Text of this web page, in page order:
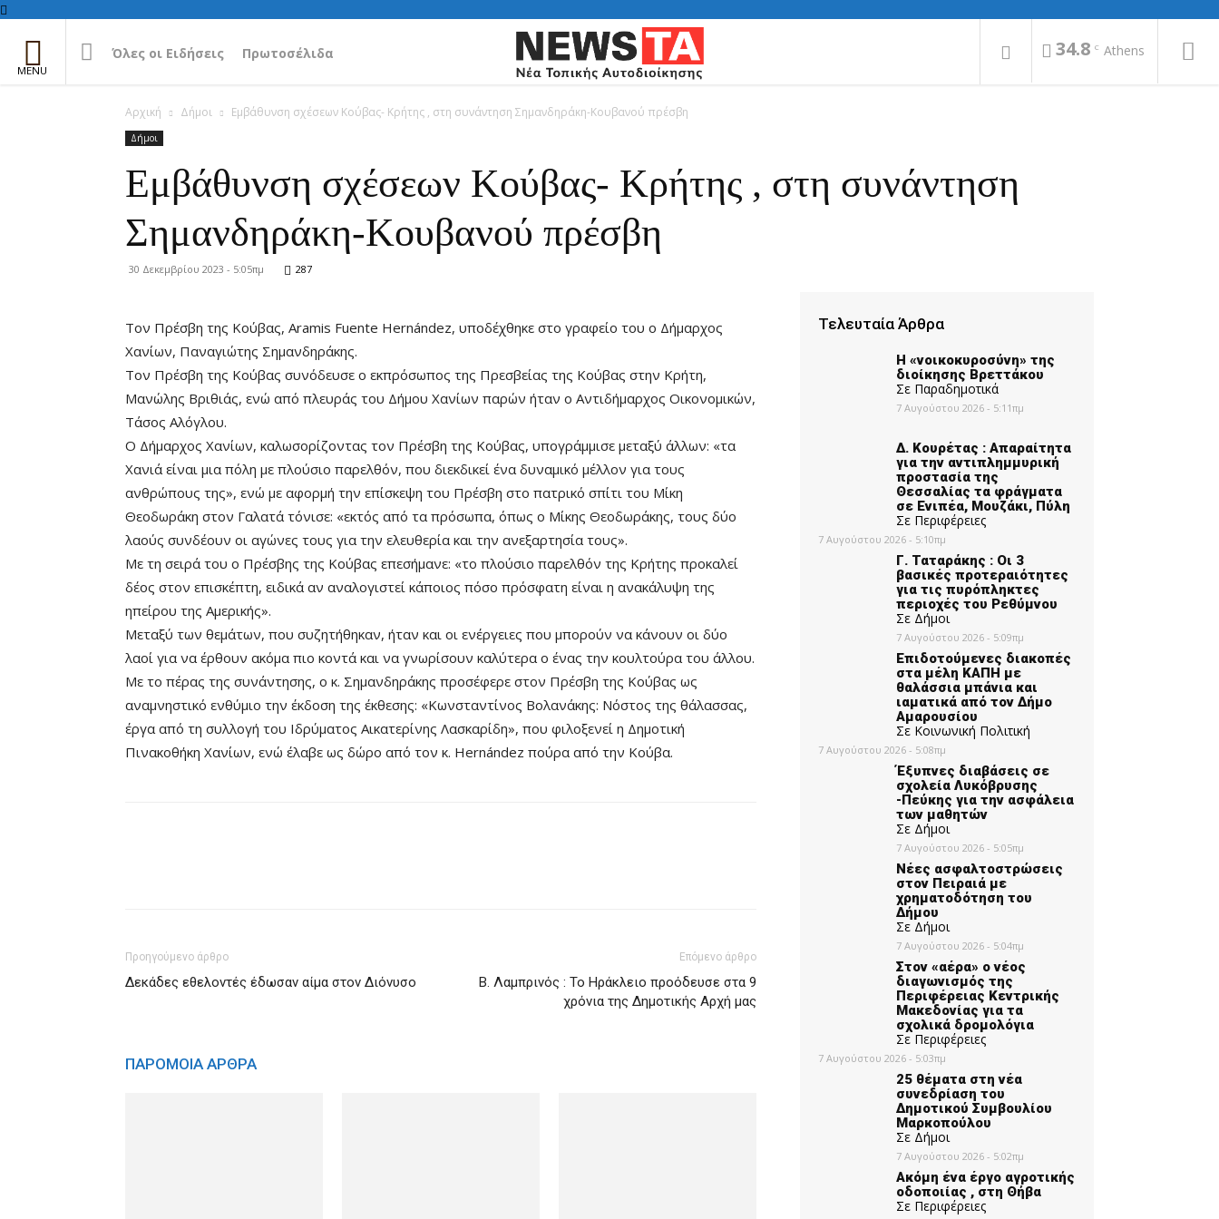
Όλες οι Ειδήσεις Πρωτοσέλιδα 34.8 C Athens
Αρχική Δήμοι Εμβάθυνση σχέσεων Κούβας- Κρήτης , στη συνάντηση Σημανδηράκη-Κουβανού πρέσβη
Δήμοι
Εμβάθυνση σχέσεων Κούβας- Κρήτης , στη συνάντηση
Σημανδηράκη-Κουβανού πρέσβη
30 Δεκεμβρίου 2023 - 5:05πμ 287
Τον Πρέσβη της Κούβας, Aramis Fuente Hernández, υποδέχθηκε στο γραφείο του ο Δήμαρχος
Χανίων, Παναγιώτης Σημανδηράκης.
Τον Πρέσβη της Κούβας συνόδευσε ο εκπρόσωπος της Πρεσβείας της Κούβας στην Κρήτη,
Μανώλης Βριθιάς, ενώ από πλευράς του Δήμου Χανίων παρών ήταν ο Αντιδήμαρχος Οικονομικών,
Τάσος Αλόγλου.
Ο Δήμαρχος Χανίων, καλωσορίζοντας τον Πρέσβη της Κούβας, υπογράμμισε μεταξύ άλλων: «τα
Χανιά είναι μια πόλη με πλούσιο παρελθόν, που διεκδικεί ένα δυναμικό μέλλον για τους
ανθρώπους της», ενώ με αφορμή την επίσκεψη του Πρέσβη στο πατρικό σπίτι του Μίκη
Θεοδωράκη στον Γαλατά τόνισε: «εκτός από τα πρόσωπα, όπως ο Μίκης Θεοδωράκης, τους δύο
λαούς συνδέουν οι αγώνες τους για την ελευθερία και την ανεξαρτησία τους».
Με τη σειρά του ο Πρέσβης της Κούβας επεσήμανε: «το πλούσιο παρελθόν της Κρήτης προκαλεί
δέος στον επισκέπτη, ειδικά αν αναλογιστεί κάποιος πόσο πρόσφατη είναι η ανακάλυψη της
ηπείρου της Αμερικής».
Μεταξύ των θεμάτων, που συζητήθηκαν, ήταν και οι ενέργειες που μπορούν να κάνουν οι δύο
λαοί για να έρθουν ακόμα πιο κοντά και να γνωρίσουν καλύτερα ο ένας την κουλτούρα του άλλου.
Με το πέρας της συνάντησης, ο κ. Σημανδηράκης προσέφερε στον Πρέσβη της Κούβας ως
αναμνηστικό ενθύμιο την έκδοση της έκθεσης: «Κωνσταντίνος Βολανάκης: Νόστος της θάλασσας,
έργα από τη συλλογή του Ιδρύματος Αικατερίνης Λασκαρίδη», που φιλοξενεί η Δημοτική
Πινακοθήκη Χανίων, ενώ έλαβε ως δώρο από τον κ. Hernández πούρα από την Κούβα.
Προηγούμενο άρθρο
Δεκάδες εθελοντές έδωσαν αίμα στον Διόνυσο
Επόμενο άρθρο
Β. Λαμπρινός : Το Ηράκλειο προόδευσε στα 9
χρόνια της Δημοτικής Αρχή μας
ΠΑΡΟΜΟΙΑ ΑΡΘΡΑ
Τελευταία Άρθρα
Η «νοικοκυροσύνη» της
διοίκησης Βρεττάκου
Σε Παραδημοτικά
7 Αυγούστου 2026 - 5:11πμ
Δ. Κουρέτας : Απαραίτητα
για την αντιπλημμυρική
προστασία της
Θεσσαλίας τα φράγματα
σε Ενιπέα, Μουζάκι, Πύλη
Σε Περιφέρειες
7 Αυγούστου 2026 - 5:10πμ
Γ. Ταταράκης : Οι 3
βασικές προτεραιότητες
για τις πυρόπληκτες
περιοχές του Ρεθύμνου
Σε Δήμοι
7 Αυγούστου 2026 - 5:09πμ
Επιδοτούμενες διακοπές
στα μέλη ΚΑΠΗ με
θαλάσσια μπάνια και
ιαματικά από τον Δήμο
Αμαρουσίου
Σε Κοινωνική Πολιτική
7 Αυγούστου 2026 - 5:08πμ
Έξυπνες διαβάσεις σε
σχολεία Λυκόβρυσης
-Πεύκης για την ασφάλεια
των μαθητών
Σε Δήμοι
7 Αυγούστου 2026 - 5:05πμ
Νέες ασφαλτοστρώσεις
στον Πειραιά με
χρηματοδότηση του
Δήμου
Σε Δήμοι
7 Αυγούστου 2026 - 5:04πμ
Στον «αέρα» ο νέος
διαγωνισμός της
Περιφέρειας Κεντρικής
Μακεδονίας για τα
σχολικά δρομολόγια
Σε Περιφέρειες
7 Αυγούστου 2026 - 5:03πμ
25 θέματα στη νέα
συνεδρίαση του
Δημοτικού Συμβουλίου
Μαρκοπούλου
Σε Δήμοι
7 Αυγούστου 2026 - 5:02πμ
Ακόμη ένα έργο αγροτικής
οδοποιίας , στη Θήβα
Σε Περιφέρειες